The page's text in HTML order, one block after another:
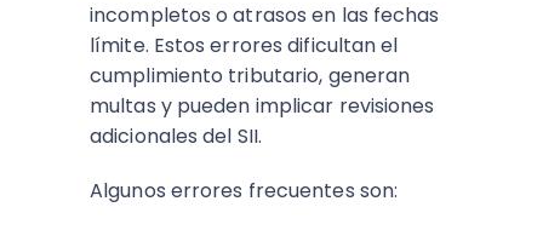
incompletos o atrasos en las fechas
límite. Estos errores dificultan el
cumplimiento tributario, generan
multas y pueden implicar revisiones
adicionales del SII.​
Algunos errores frecuentes son: